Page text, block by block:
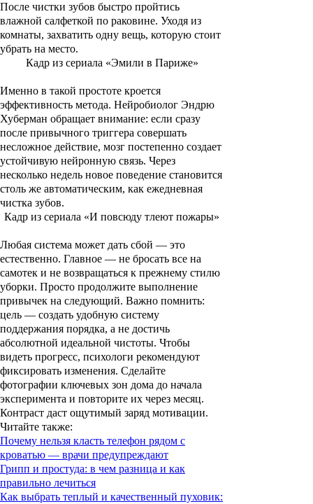
После чистки зубов быстро пройтись
влажной салфеткой по раковине. Уходя из
комнаты, захватить одну вещь, которую стоит
убрать на место.
Кадр из сериала «Эмили в Париже»
Именно в такой простоте кроется
эффективность метода. Нейробиолог Эндрю
Хуберман обращает внимание: если сразу
после привычного триггера совершать
несложное действие, мозг постепенно создает
устойчивую нейронную связь. Через
несколько недель новое поведение становится
столь же автоматическим, как ежедневная
чистка зубов.
Кадр из сериала «И повсюду тлеют пожары»
Любая система может дать сбой — это
естественно. Главное — не бросать все на
самотек и не возвращаться к прежнему стилю
уборки. Просто продолжите выполнение
привычек на следующий. Важно помнить:
цель — создать удобную систему
поддержания порядка, а не достичь
абсолютной идеальной чистоты. Чтобы
видеть прогресс, психологи рекомендуют
фиксировать изменения. Сделайте
фотографии ключевых зон дома до начала
эксперимента и повторите их через месяц.
Контраст даст ощутимый заряд мотивации.
Читайте также:
Почему нельзя класть телефон рядом с
кроватью — врачи предупреждают
Грипп и простуда: в чем разница и как
правильно лечиться
Как выбрать теплый и качественный пуховик: